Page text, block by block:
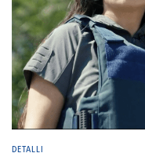
DETALLI